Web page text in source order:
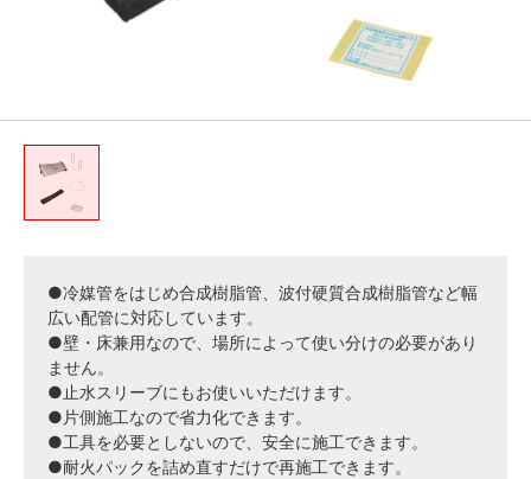
●冷媒管をはじめ合成樹脂管、波付硬質合成樹脂管など幅
広い配管に対応しています。
●壁・床兼用なので、場所によって使い分けの必要があり
ません。
●止水スリーブにもお使いいただけます。
●片側施工なので省力化できます。
●工具を必要としないので、安全に施工できます。
●耐火パックを詰め直すだけで再施工できます。